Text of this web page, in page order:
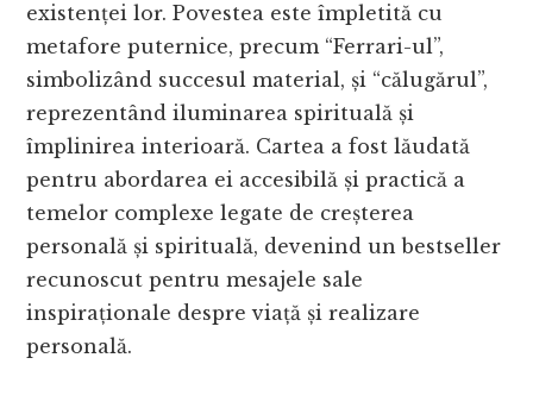
existenței lor. Povestea este împletită cu
metafore puternice, precum “Ferrari-ul”,
simbolizând succesul material, și “călugărul”,
reprezentând iluminarea spirituală și
împlinirea interioară. Cartea a fost lăudată
pentru abordarea ei accesibilă și practică a
temelor complexe legate de creșterea
personală și spirituală, devenind un bestseller
recunoscut pentru mesajele sale
inspiraționale despre viață și realizare
personală.